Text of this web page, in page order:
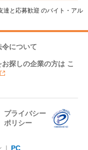
達と応募歓迎 のバイト・アル
令について
お探しの企業の方は こ
プライバシー
ポリシー
| PC